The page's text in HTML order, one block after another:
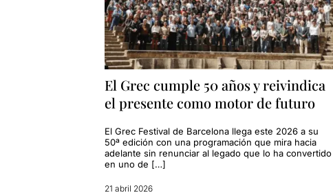
El Grec cumple 50 años y reivindica
el presente como motor de futuro
El Grec Festival de Barcelona llega este 2026 a su
50ª edición con una programación que mira hacia
adelante sin renunciar al legado que lo ha convertido
en uno de […]
21 abril 2026